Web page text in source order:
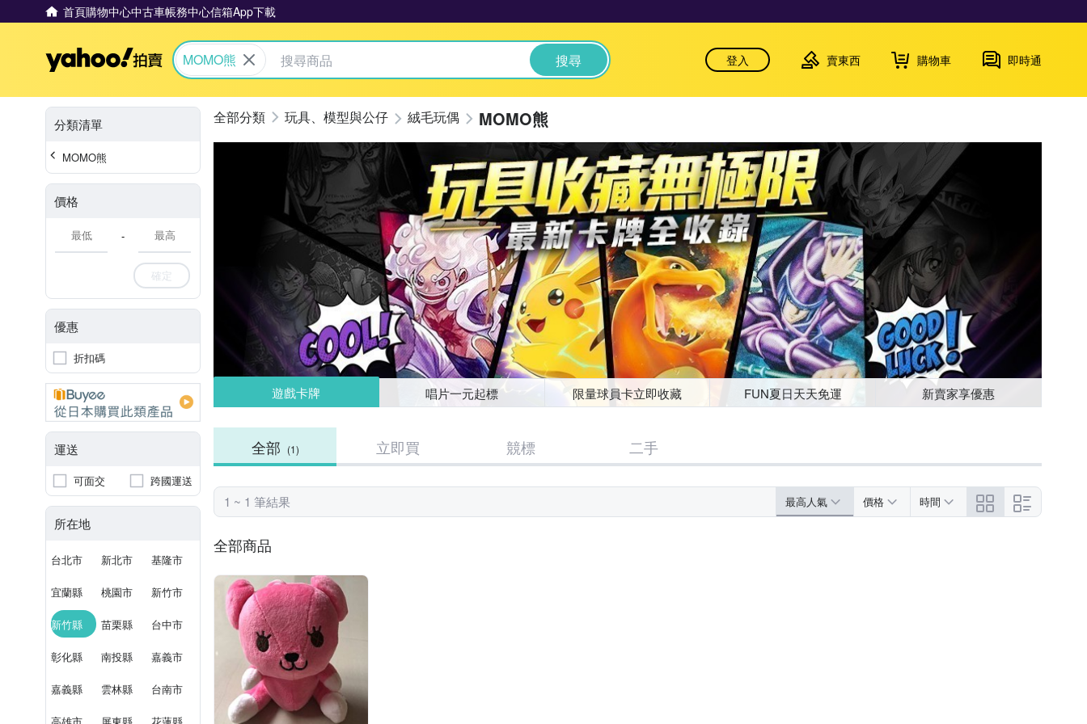
首頁購物中心中古車帳務中心信箱App下載
Yahoo拍賣
MOMO熊 搜尋 登入 賣東西 購物車 即時通
分類清單
MOMO熊
價格
-
確定
優惠
折扣碼
運送
可面交 跨國運送
所在地
台北市 新北市 基隆市
宜蘭縣 桃園市 新竹市
新竹縣 苗栗縣 台中市
彰化縣 南投縣 嘉義市
嘉義縣 雲林縣 台南市
玩具、模型與公仔 絨毛玩偶 MOMO熊
遊戲卡牌 唱片一元起標 限量球員卡立即收藏 FUN夏日天天免運 新賣家享優惠
全部 (1) 立即買 競標 二手
1 ~ 1 筆結果 最高人氣 價格 時間
全部商品